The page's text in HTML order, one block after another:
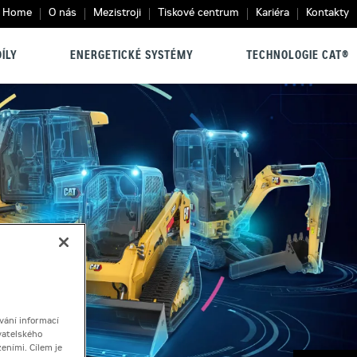
Home O nás Mezistroji Tiskové centrum Kariéra Kontakty
ENERGETICKÉ SYSTÉMY TECHNOLOGIE CAT®
informací
Cílem je